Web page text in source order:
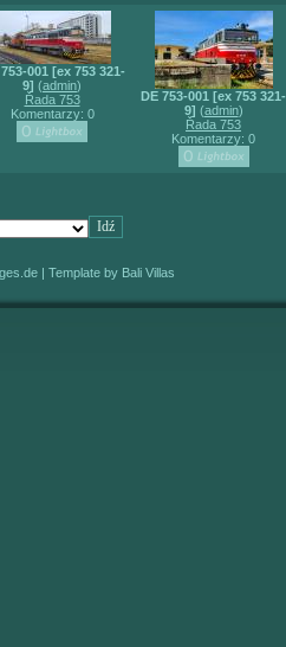
001 [ex 753 321-
9] (admin)
Řada 753
Komentarzy: 0
DE 753-001 [ex 753 321-
9] (admin)
Řada 753
Komentarzy: 0
| Template by Bali Villas